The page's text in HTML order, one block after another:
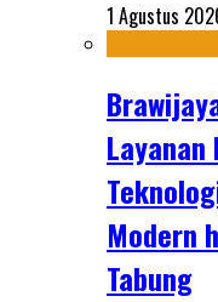
1 Agustus
Modern
Tabung